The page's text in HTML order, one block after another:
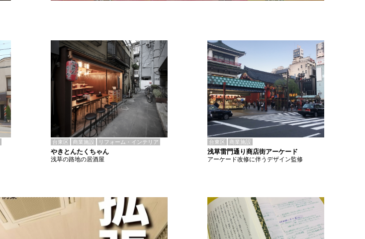
台東区 商業施設 リフォーム・インテリア
やきとんたくちゃん
浅草の路地の居酒屋
台東区 商業施設
浅草雷門通り商店街アーケード
アーケード改修に伴うデザイン監修